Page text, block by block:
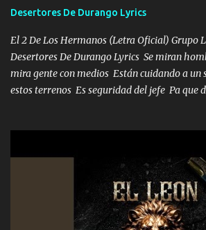
Desertores De Durango Lyrics
El 2 De Los Hermanos (Letra Oficial) Grupo
Desertores De Durango Lyrics Se miran
mira gente con medios Están cuidando a un
estos terrenos Es seguridad del jefe Pa que
ni tampoco las mujeres porque es platica de
que estar alegres doy las instrucciones para
Música Si es que salta algún problema de
ahí está el Hombre Cuarenta y también
cualquier problema no más es cuestión que